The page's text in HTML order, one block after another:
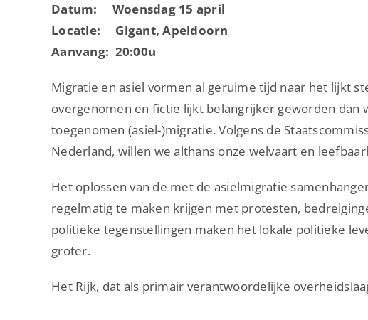
Datum: Woensdag 15 april
Locatie: Gigant, Apeldoorn
Aanvang: 20:00u
Migratie en asiel vormen al geruime tijd naar het lijkt
overgenomen en fictie lijkt belangrijker geworden dan
toegenomen (asiel-)migratie. Volgens de
Nederland, willen we althans onze welvaart en
Het oplossen van de met de asielmigratie
regelmatig te maken krijgen met protesten,
politieke tegenstellingen maken het lokale politieke
groter.
Het Rijk, dat als primair verantwoordelijke